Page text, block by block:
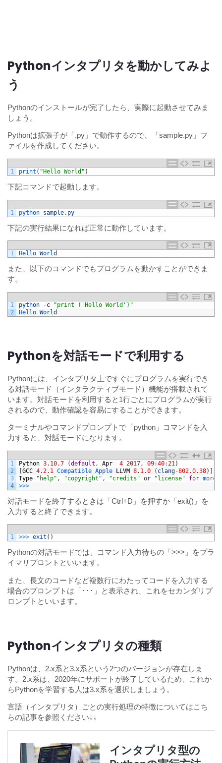
Pythonインタプリタを動かしてみよ
う
Pythonのインストールが完了したら、実際に起動させてみま
しょう。
Pythonは拡張子が「.py」で動作するので、「sample.py」フ
ァイルを作成してください。
1 print ( "Hello World" )
下記コマンドで起動します。
1 python sample. py
下記の実行結果になれば正常に動作しています。
1 Hello World
また、以下のコマンドでもプログラムを動かすことができま
す。
1
2
python -c
"print ('Hello World')"
Hello World
Pythonを対話モードで利用する
Pythonには、インタプリタ上ですぐにプログラムを実行でき
る対話モード（インタラクティブモード）機能が搭載されて
います。対話モードを利用すると1行ごとにプログラムが実行
されるので、動作確認を容易にすることができます。
ターミナルやコマンドプロンプトで「python」コマンドを入
力すると、対話モードになります。
1
2
3
4
Python 3.10.7 (default , Apr 4 2017, 09:40: 21 )
[GCC 4.2.1 Compatible Apple LLVM 8.1.0 ( clang-802.0.38) ]
Type
"help" , "copyright" , "credits" or "license" for more
>>>
対話モードを終了するときは「Ctrl+D」を押すか「exit()」を
入力すると終了できます。
1 >>> exit ( )
Pythonの対話モードでは、コマンド入力待ちの「>>>」をプラ
イマリプロントといいます。
また、長文のコードなど複数行にわたってコードを入力する
場合のプロンプトは「･･･」と表示され、これをセカンダリプ
ロンプトといいます。
Pythonインタプリタの種類
Pythonは、2.x系と3.x系という2つのバージョンが存在しま
す。2.x系は、2020年にサポートが終了しているため、これか
らPythonを学習する人は3.x系を選択しましょう。
言語（インタプリタ）ごとの実行処理の特徴についてはこち
らの記事を参照ください↓↓